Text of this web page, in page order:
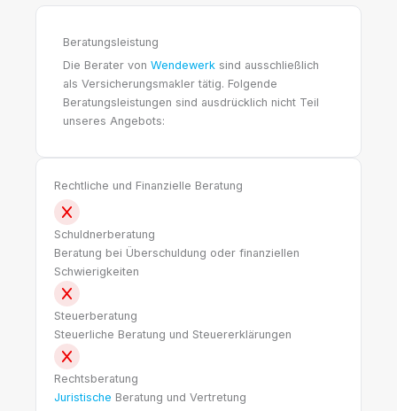
Beratungsleistung
Die Berater von Wendewerk sind ausschließlich
als Versicherungsmakler tätig. Folgende
Beratungsleistungen sind ausdrücklich nicht Teil
unseres Angebots:
Rechtliche und Finanzielle Beratung
Schuldnerberatung
Beratung bei Überschuldung oder finanziellen
Schwierigkeiten
Steuerberatung
Steuerliche Beratung und Steuererklärungen
Rechtsberatung
Juristische Beratung und Vertretung